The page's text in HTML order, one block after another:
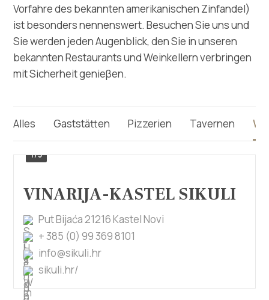
Multimedia
Turistički ured
Safe in Dalmatia
de
Villa Nika, Kamberovo šetalište 30,
21216 Kaštel Stari, Hrvatska
Vorfahre des bekannten amerikanischen Zinfandel)
ist besonders nennenswert. Besuchen Sie uns und
Sie werden jeden Augenblick, den Sie in unseren
bekannten Restaurants und Weinkellern verbringen
mit Sicherheit genieβen.
Alles Gaststätten Pizzerien Tavernen
1/5
VINARIJA-KASTEL SIKULI
Put Bijaća 21216 Kastel Novi
+ 385 (0) 99 369 8101
info@sikuli.hr
sikuli.hr/